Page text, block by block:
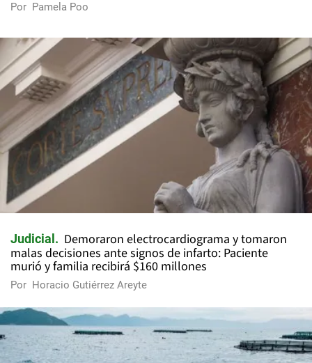
Por Pamela Poo
Judicial
Demoraron electrocardiograma y tomaron
malas decisiones ante signos de infarto: Paciente
murió y familia recibirá $160 millones
Por Horacio Gutiérrez Areyte